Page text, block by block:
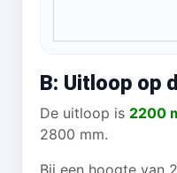
B: Uitloop op
De uitloop is 2200
2800 mm.
Bij een hoogte van